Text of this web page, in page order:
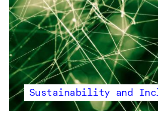
Sustainability and